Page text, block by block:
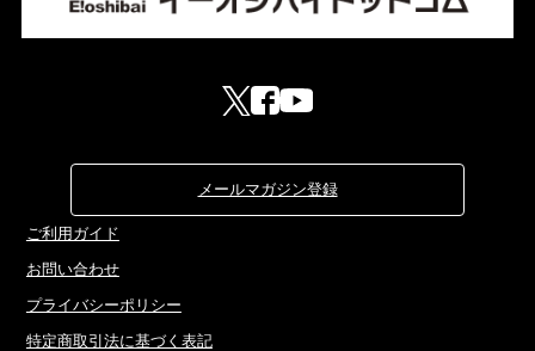
メールマガジン登録
ご利用ガイド
お問い合わせ
プライバシーポリシー
特定商取引法に基づく表記